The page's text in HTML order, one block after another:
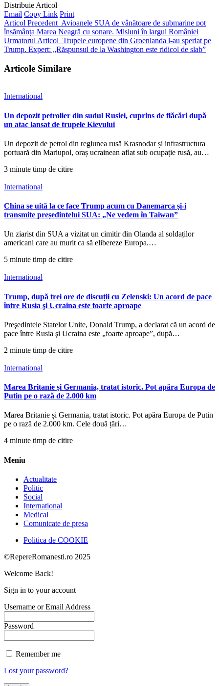
Distribuie Articol
Email Copy Link Print
Articol Precedent Avioanele SUA de vânătoare de submarine pot
însămânța Marea Neagră cu sonare. Misiuni în largul României
Urmatorul Articol Trupele europene din Groenlanda l-au speriat pe
Trump. Expert: „Răspunsul de la Washington este ridicol de slab”
Articole Similare
International
Un depozit petrolier din sudul Rusiei, cuprins de flăcări după
un atac lansat de trupele Kievului
Un depozit de petrol din regiunea rusă Krasnodar și infrastructura
portuară din Mariupol, oraș ucrainean aflat sub ocupație rusă, au…
3 minute timp de citire
International
China se uită la ce face Trump acum cu Danemarca și-i
transmite președintelui SUA: „Ne vedem în Taiwan”
Un ziarist din SUA a vizitat un cimitir din Olanda al soldaților
americani care au murit ca să elibereze Europa.…
5 minute timp de citire
International
Trump, după trei ore de discuții cu Zelenski: Un acord de pace
între Rusia şi Ucraina este foarte aproape
Preşedintele Statelor Unite, Donald Trump, a declarat că un acord de
pace între Rusia şi Ucraina este „foarte aproape”, după…
2 minute timp de citire
International
Marea Britanie și Germania, tratat istoric. Pot apăra Europa de
Putin pe o rază de 2.000 km
Marea Britanie și Germania, tratat istoric. Pot apăra Europa de Putin
pe o rază de 2.000 km. Cele două țări…
4 minute timp de citire
Meniu
Actualitate
Politic
Social
International
Medical
Comunicate de presa
Politica de COOKIE
©RepereRomanesti.ro 2025
Welcome Back!
Sign in to your account
Username or Email Address
Password
Remember me
Lost your password?